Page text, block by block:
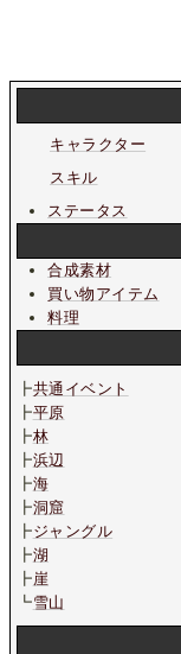
キャラクター
スキル
ステータス
合成素材
買い物アイテム
料理
┣共通イベント
┣平原
┣林
┣浜辺
┣海
┣洞窟
┣ジャングル
┣湖
┣崖
┗雪山